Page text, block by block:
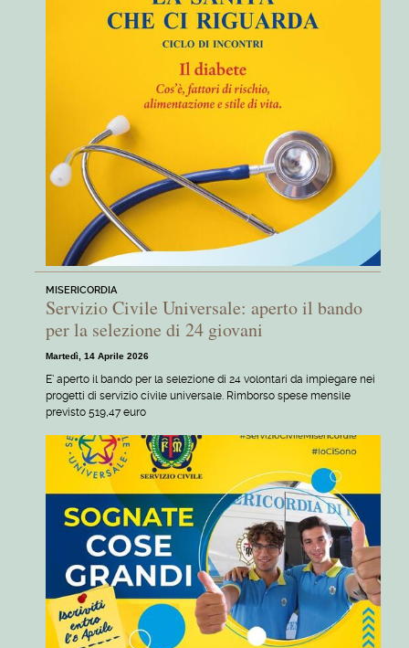
MISERICORDIA
Servizio Civile Universale: aperto il bando
per la selezione di 24 giovani
Martedì, 14 Aprile 2026
E' aperto il bando per la selezione di 24 volontari da impiegare nei
progetti di servizio civile universale. Rimborso spese mensile
previsto 519,47 euro